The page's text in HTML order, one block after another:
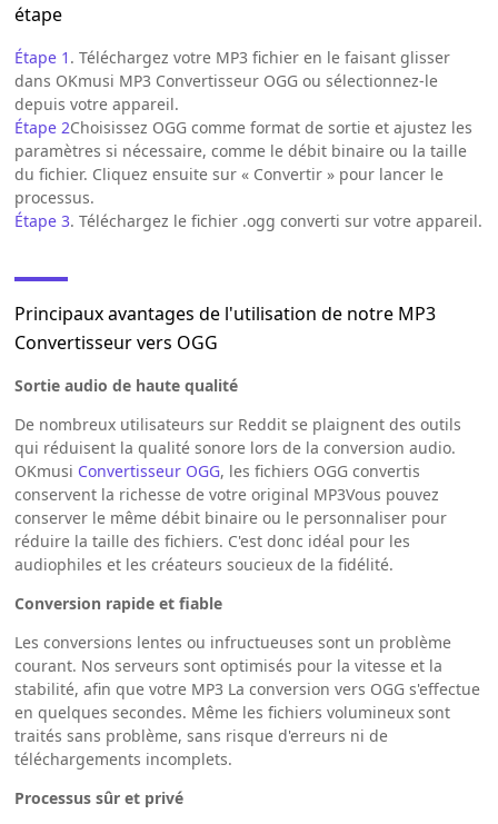
étape
Étape 1 . Téléchargez votre MP3 fichier en le faisant glisser
dans OKmusi MP3 Convertisseur OGG ou sélectionnez-le
depuis votre appareil.
Étape 2Choisissez OGG comme format de sortie et ajustez les
paramètres si nécessaire, comme le débit binaire ou la taille
du fichier. Cliquez ensuite sur « Convertir » pour lancer le
processus.
Étape 3. Téléchargez le fichier .ogg converti sur votre appareil.
Principaux avantages de l'utilisation de notre MP3
Convertisseur vers OGG
Sortie audio de haute qualité
De nombreux utilisateurs sur Reddit se plaignent des outils
qui réduisent la qualité sonore lors de la conversion audio.
OKmusi Convertisseur OGG, les fichiers OGG convertis
conservent la richesse de votre original MP3Vous pouvez
conserver le même débit binaire ou le personnaliser pour
réduire la taille des fichiers. C'est donc idéal pour les
audiophiles et les créateurs soucieux de la fidélité.
Conversion rapide et fiable
Les conversions lentes ou infructueuses sont un problème
courant. Nos serveurs sont optimisés pour la vitesse et la
stabilité, afin que votre MP3 La conversion vers OGG s'effectue
en quelques secondes. Même les fichiers volumineux sont
traités sans problème, sans risque d'erreurs ni de
téléchargements incomplets.
Processus sûr et privé